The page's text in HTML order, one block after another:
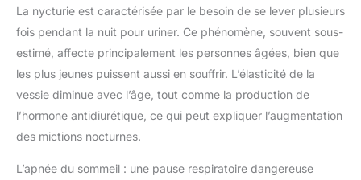
La nycturie est caractérisée par le besoin de se lever plusieurs
fois pendant la nuit pour uriner. Ce phénomène, souvent sous-
estimé, affecte principalement les personnes âgées, bien que
les plus jeunes puissent aussi en souffrir. L’élasticité de la
vessie diminue avec l’âge, tout comme la production de
l’hormone antidiurétique, ce qui peut expliquer l’augmentation
des mictions nocturnes.
L’apnée du sommeil : une pause respiratoire dangereuse